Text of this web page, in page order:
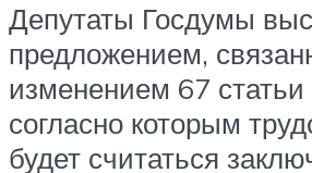
Депутаты Госдумы
предложением,
изменением 67
согласно которым
будет считаться